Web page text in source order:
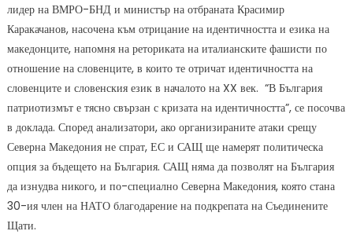
лидер на ВМРО-БНД и министър на отбраната Красимир
Каракачанов, насочена към отрицание на идентичността и езика на
македонците, напомня на реториката на италианските фашисти по
отношение на словенците, в които те отричат идентичността на
словенците и словенския език в началото на XX век. “В България
патриотизмът е тясно свързан с кризата на идентичността”, се посочва
в доклада. Според анализатори, ако организираните атаки срещу
Северна Македония не спрат, ЕС и САЩ ще намерят политическа
опция за бъдещето на България. САЩ няма да позволят на България
да изнудва никого, и по-специално Северна Македония, която стана
30-ия член на НАТО благодарение на подкрепата на Съединените
Щати.